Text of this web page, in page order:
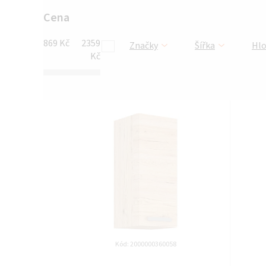
Cena
869 Kč
2359
Kč
Značky Šířka
Kód: 2000000360058